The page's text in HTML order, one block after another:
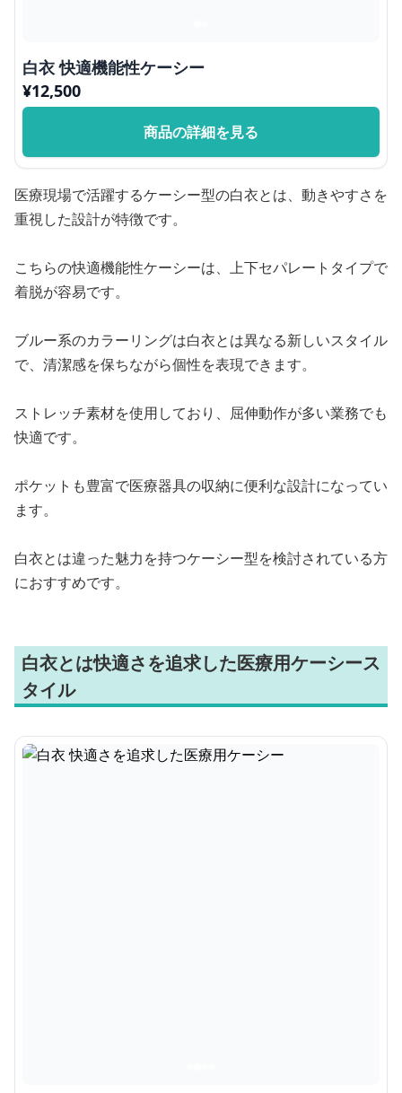
白衣 快適機能性ケーシー
¥12,500
商品の詳細を見る
医療現場で活躍するケーシー型の白衣とは、動きやすさを
重視した設計が特徴です。
こちらの快適機能性ケーシーは、上下セパレートタイプで
着脱が容易です。
ブルー系のカラーリングは白衣とは異なる新しいスタイル
で、清潔感を保ちながら個性を表現できます。
ストレッチ素材を使用しており、屈伸動作が多い業務でも
快適です。
ポケットも豊富で医療器具の収納に便利な設計になってい
ます。
白衣とは違った魅力を持つケーシー型を検討されている方
におすすめです。
白衣とは快適さを追求した医療用ケーシース
タイル